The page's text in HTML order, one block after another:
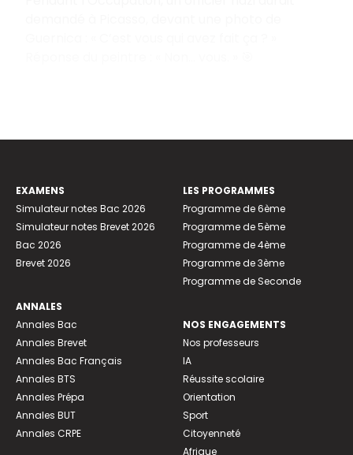
EXAMENS
Simulateur notes Bac 2026
Simulateur notes Brevet 2026
Bac 2026
Brevet 2026
ANNALES
Annales Bac
Annales Brevet
Annales Bac Français
Annales BTS
Annales Prépa
Annales BUT
Annales CRPE
LES PROGRAMMES
Programme de 6ème
Programme de 5ème
Programme de 4ème
Programme de 3ème
Programme de Seconde
NOS ENGAGEMENTS
Nos professeurs
IA
Réussite scolaire
Orientation
Sport
Citoyenneté
Afrique